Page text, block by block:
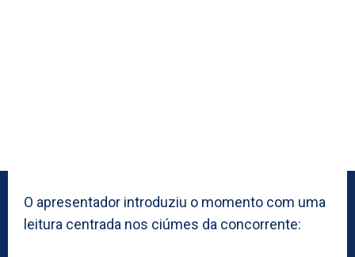
O apresentador introduziu o momento com uma
leitura centrada nos ciúmes da concorrente: